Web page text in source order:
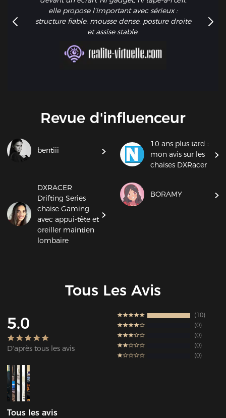
elle propose l’important avec sérieux :
structure fiable, mousse dense, posture droite
et assise stable.
Revue d'influenceur
bentiii
10 ans plus tard :
mon avis sur les
chaises DXRacer
DXRACER
Drifting Series
chaise Gaming
avec appui-tête et
oreiller maintien
lombaire
BORAMY
Tous Les Avis
5.0
D'après tous les avis
10
0
0
0
0
Tous les avis